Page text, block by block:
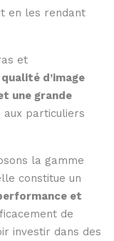
en les rendant
et
qualité d’image
une grande
aux particuliers
la gamme
constitue un
et
de
investir dans des